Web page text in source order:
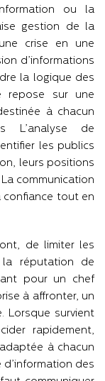
ou la
gestion de la
crise en une
d’informations
la logique des
repose sur une
à chacun
L’analyse de
les publics
leurs positions
communication
confiance tout en
de limiter les
la réputation de
pour un chef
à affronter, un
Lorsque survient
rapidement,
à chacun
des